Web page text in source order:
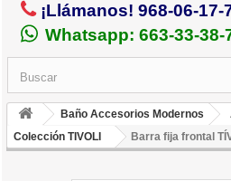
¡Llámanos! 968-06-17-
Whatsapp: 663-33-38-
Baño Accesorios Modernos
Colección TIVOLI
Barra fija frontal